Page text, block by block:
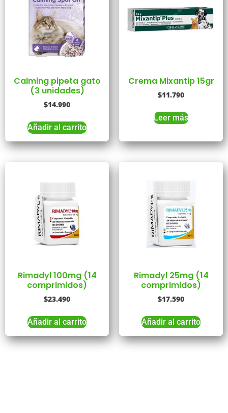
Calming pipeta gato
(3 unidades)
$14.990
Añadir al carrito
Crema Mixantip 15gr
$11.790
Leer más
Rimadyl 100mg (14
comprimidos)
$23.490
Añadir al carrito
Rimadyl 25mg (14
comprimidos)
$17.590
Añadir al carrito